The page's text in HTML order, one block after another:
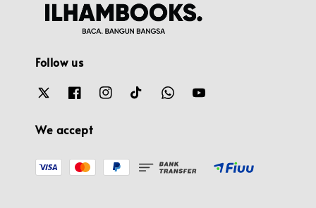
Follow us
We accept